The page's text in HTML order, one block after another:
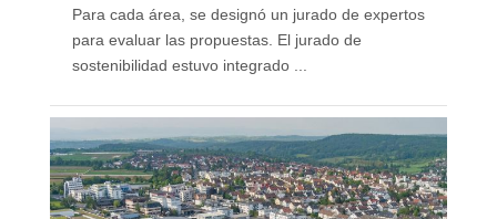
Para cada área, se designó un jurado de expertos
para evaluar las propuestas. El jurado de
sostenibilidad estuvo integrado ...